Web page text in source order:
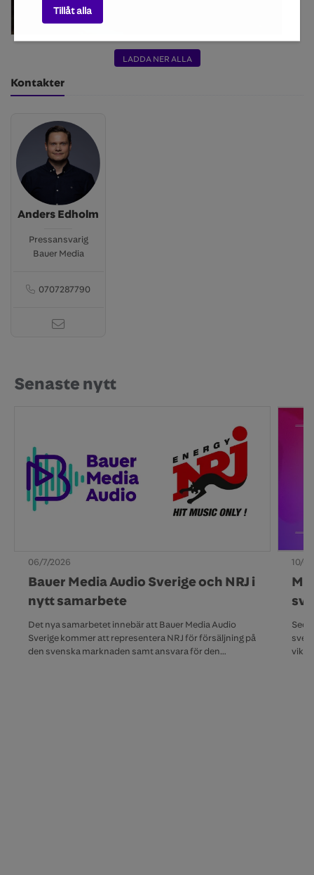
Tillåt alla
LADDA NER ALLA
Kontakter
Anders Edholm
Pressansvarig
Bauer Media
0707287790
Senaste nytt
06/7/2026
Bauer Media Audio Sverige och NRJ i
nytt samarbete
Det nya samarbetet innebär att Bauer Media Audio
Sverige kommer att representera NRJ för försäljning på
den svenska marknaden samt ansvara för den
10/6/